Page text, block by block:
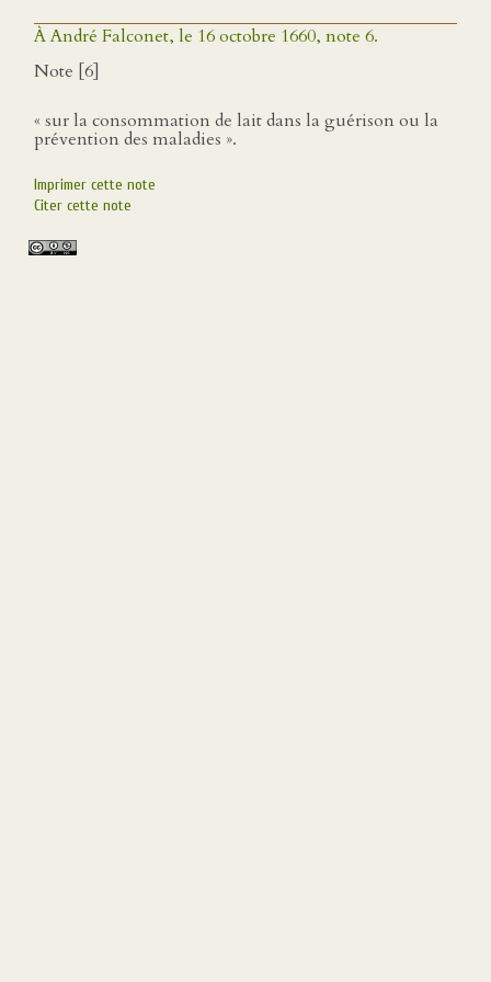
À André Falconet, le 16 octobre 1660, note 6.
Note [6]
« sur la consommation de lait dans la guérison ou la
prévention des maladies ».
Imprimer cette note
Citer cette note